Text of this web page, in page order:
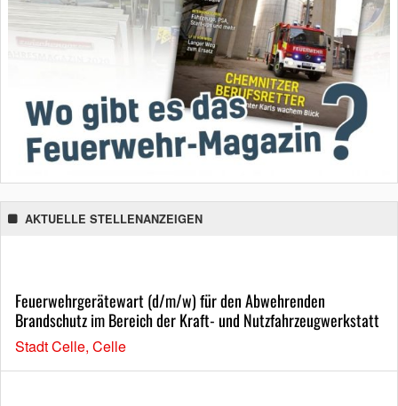
AKTUELLE STELLENANZEIGEN
Feuerwehrgerätewart (d/m/w) für den Abwehrenden
Brandschutz im Bereich der Kraft- und Nutzfahrzeugwerkstatt
Stadt Celle, Celle